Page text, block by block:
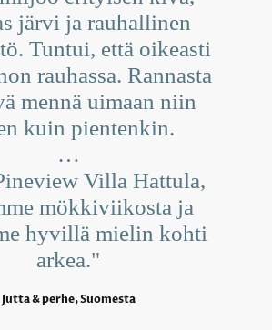
järvi ja rauhallinen
Tuntui, että oikeasti
rauhassa. Rannasta
mennä uimaan niin
kuin pientenkin.
…
Villa Hattula,
mökkiviikosta ja
hyvillä mielin kohti
arkea."
Jutta & perhe, Suomesta